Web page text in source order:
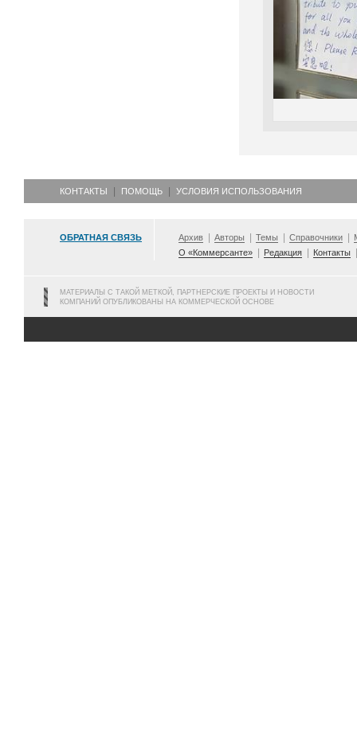
КОНТАКТЫ ПОМОЩЬ УСЛОВИЯ ИСПОЛЬЗОВАНИЯ
ОБРАТНАЯ СВЯЗЬ Архив Авторы Темы Справочники
О «Коммерсанте»
Редакция Контакты
МАТЕРИАЛЫ С ТАКОЙ МЕТКОЙ, ПАРТНЕРСКИЕ ПРОЕКТЫ И НОВОСТИ
КОМПАНИЙ ОПУБЛИКОВАНЫ НА КОММЕРЧЕСКОЙ ОСНОВЕ